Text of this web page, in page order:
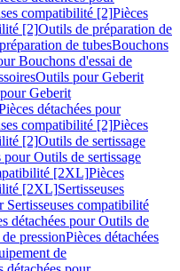
compatibilité [2]Pièces
[2]Outils de préparation de
de tubesBouchons
Bouchons d'essai de
Outils pour Geberit
Geberit
détachées pour
compatibilité [2]Pièces
[2]Outils de sertissage
pour Outils de sertissage
[2XL]Pièces
[2XL]Sertisseuses
Sertisseuses compatibilité
détachées pour Outils de
pressionPièces détachées
de